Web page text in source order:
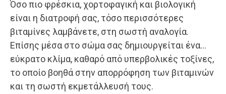
Όσο πιο φρέσκια, χορτοφαγική και βιολογική
είναι η διατροφή σας, τόσο περισσότερες
βιταμίνες λαμβάνετε, στη σωστή αναλογία.
Επίσης μέσα στο σώμα σας δημιουργείται ένα…
εύκρατο κλίμα, καθαρό από υπερβολικές τοξίνες,
το οποίο βοηθά στην απορρόφηση των βιταμινών
και τη σωστή εκμετάλλευσή τους.